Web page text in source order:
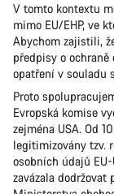
V tomto kontextu
mimo EU/EHP, ve
Abychom zajistili,
předpisy o
opatření v souladu
Proto
Evropská komise
zejména USA. Od
legitimizovány tzv.
osobních údajů
zavázala